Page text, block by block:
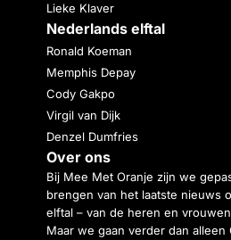
Lieke Klaver
Nederlands elftal
Ronald Koeman
Memphis Depay
Cody Gakpo
Virgil van Dijk
Denzel Dumfries
Over ons
Bij Mee Met Oranje zijn we
brengen van het laatste nieuws
elftal – van de heren en
Maar we gaan verder dan alleen